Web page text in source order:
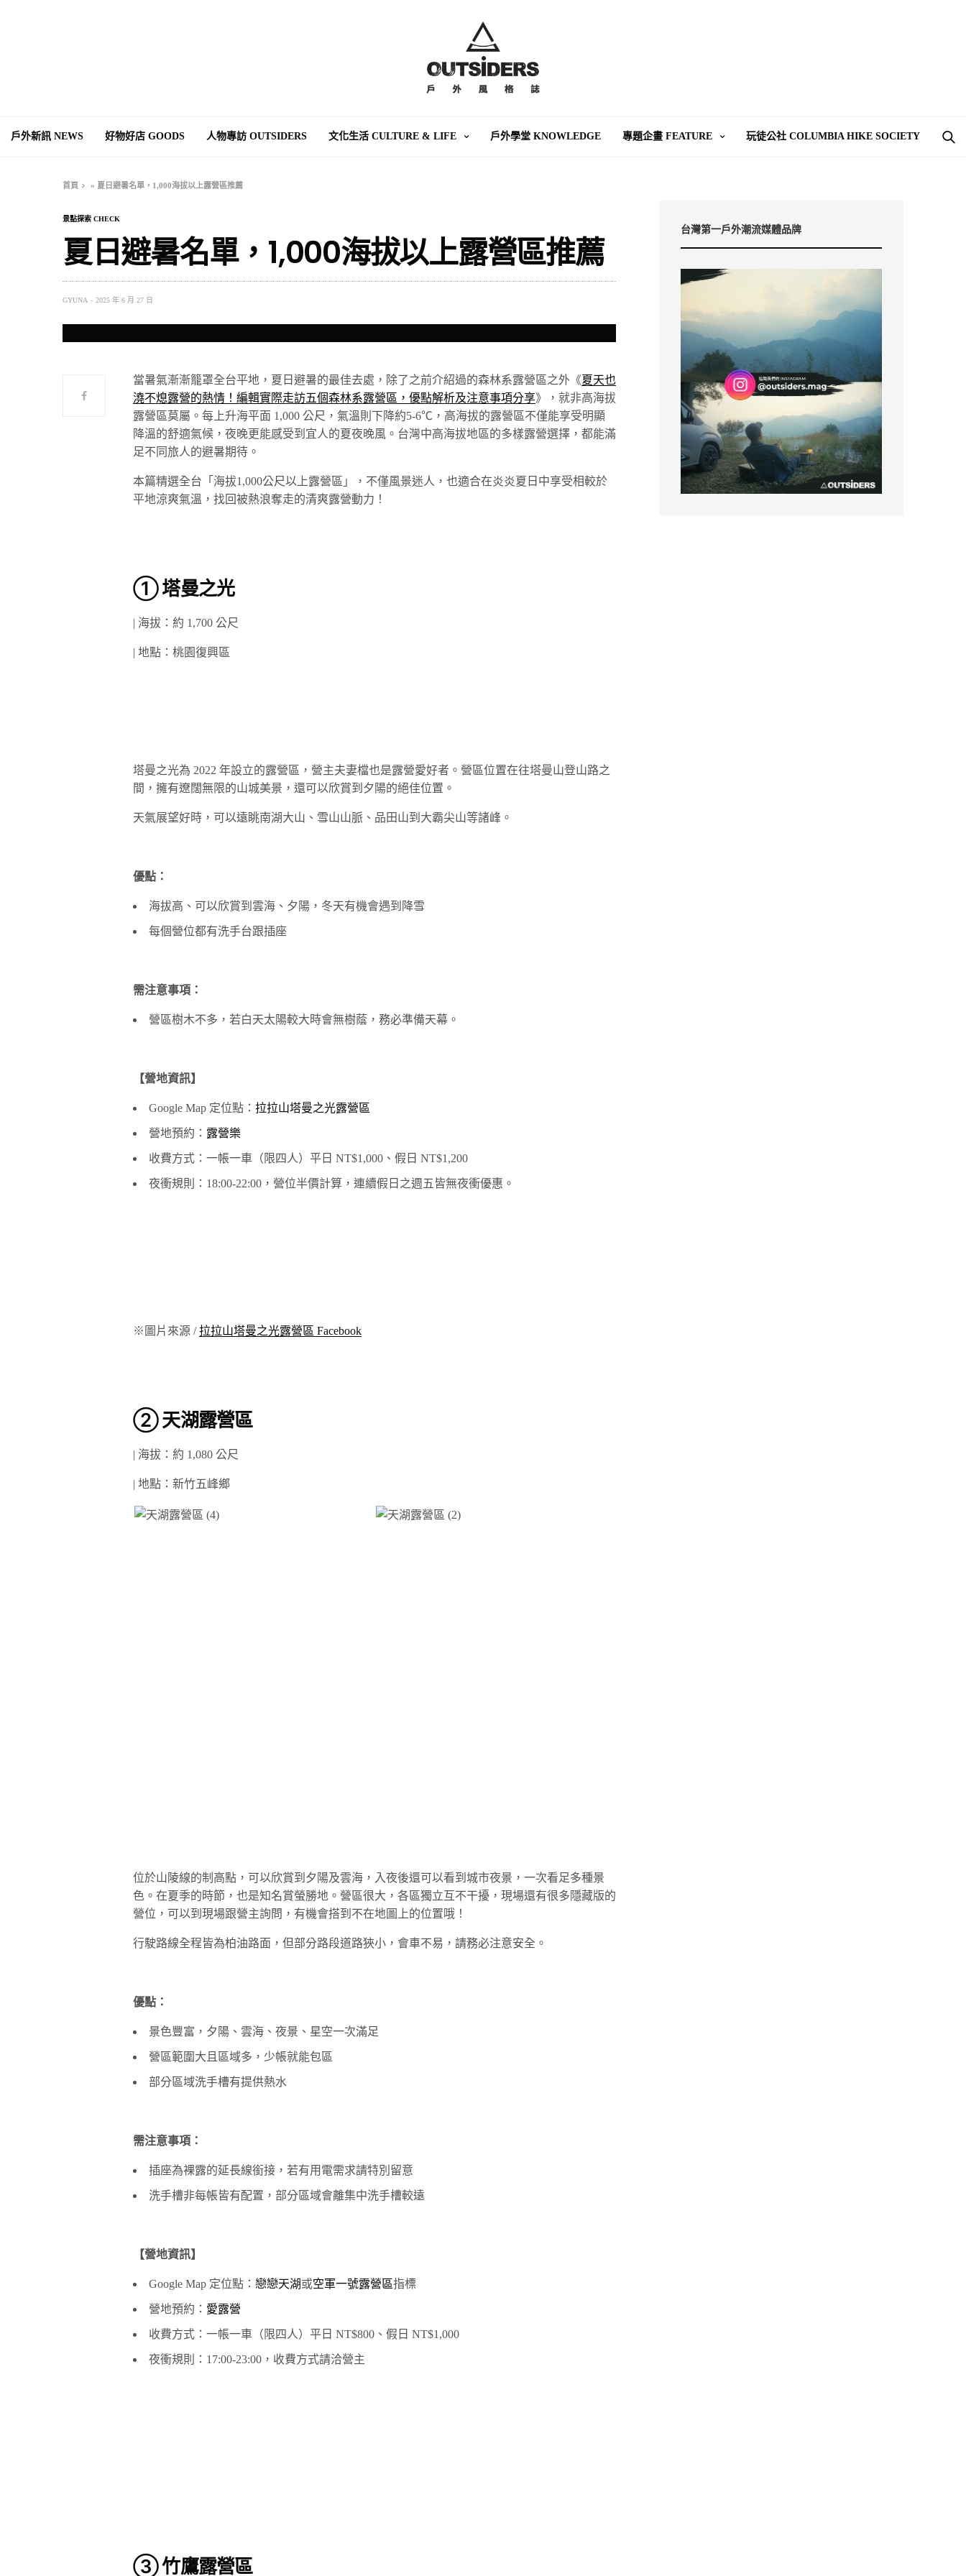
戶外新訊 NEWS 好物好店 GOODS 人物專訪 OUTSIDERS 文化生活 CULTURE & LIFE 戶外學堂 KNOWLEDGE 專題企畫 FEATURE 玩徒公社 COLUMBIA HIKE SOCIETY
首頁 » 夏日避暑名單，1,000海拔以上露營區推薦
景點探索 CHECK
夏日避暑名單，1,000海拔以上露營區推薦
GYUNA 2025 年 6 月 27 日
當暑氣漸漸籠罩全台平地，夏日避暑的最佳去處，除了之前介紹過的森林系露營區之外《夏天也
澆不熄露營的熱情！編輯實際走訪五個森林系露營區，優點解析及注意事項分享》，就非高海拔
露營區莫屬。每上升海平面 1,000 公尺，氣溫則下降約5-6℃，高海拔的露營區不僅能享受明顯
降溫的舒適氣候，夜晚更能感受到宜人的夏夜晚風。台灣中高海拔地區的多樣露營選擇，都能滿
足不同旅人的避暑期待。
本篇精選全台「海拔1,000公尺以上露營區」，不僅風景迷人，也適合在炎炎夏日中享受相較於
平地涼爽氣溫，找回被熱浪奪走的清爽露營動力！
① 塔曼之光
| 海拔：約 1,700 公尺
| 地點：桃園復興區
塔曼之光為 2022 年設立的露營區，營主夫妻檔也是露營愛好者。營區位置在往塔曼山登山路之
間，擁有遼闊無限的山城美景，還可以欣賞到夕陽的絕佳位置。
天氣展望好時，可以遠眺南湖大山、雪山山脈、品田山到大霸尖山等諸峰。
優點：
海拔高、可以欣賞到雲海、夕陽，冬天有機會遇到降雪
每個營位都有洗手台跟插座
需注意事項：
營區樹木不多，若白天太陽較大時會無樹蔭，務必準備天幕。
【營地資訊】
Google Map 定位點： 拉拉山塔曼之光露營區
營地預約： 露營樂
收費方式：一帳一車（限四人）平日 NT$1,000、假日 NT$1,200
夜衝規則：18:00-22:00，營位半價計算，連續假日之週五皆無夜衝優惠。
※圖片來源 /拉拉山塔曼之光露營區 Facebook
② 天湖露營區
| 海拔：約 1,080 公尺
| 地點：新竹五峰鄉
位於山陵線的制高點，可以欣賞到夕陽及雲海，入夜後還可以看到城市夜景，一次看足多種景
色。在夏季的時節，也是知名賞螢勝地。營區很大，各區獨立互不干擾，現場還有很多隱藏版的
營位，可以到現場跟營主詢問，有機會搭到不在地圖上的位置哦！
行駛路線全程皆為柏油路面，但部分路段道路狹小，會車不易，請務必注意安全。
優點：
景色豐富，夕陽、雲海、夜景、星空一次滿足
營區範圍大且區域多，少帳就能包區
部分區域洗手槽有提供熱水
需注意事項：
插座為裸露的延長線銜接，若有用電需求請特別留意
洗手槽非每帳皆有配置，部分區域會離集中洗手槽較遠
【營地資訊】
Google Map 定位點： 戀戀天湖或空軍一號露營區指標
營地預約： 愛露營
收費方式：一帳一車（限四人）平日 NT$800、假日 NT$1,000
夜衝規則：17:00-23:00，收費方式請洽營主
③ 竹鷹露營區
台灣第一戶外潮流媒體品牌